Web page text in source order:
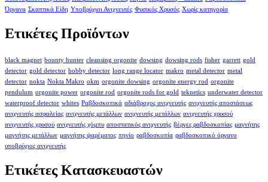
Όργανα Σκαπτικά Είδη Υποβρύχιοι Ανιχνευτές Φυσικός Χρυσός Χωρίς κατηγορία
Ετικέτες Προϊόντων
black magnet bounty hunter cleansing orgonite dowsing dowsing rods fisher garrett gold
detector gold detector hobby detector long range locator makro metal detector metal
detector nokta Nokta Makro okm orgonite dowsing orgonite energy rod orgonite
pendulum orgonite power orgonite rod orgonite rods for gold teknetics underwater detector
waterproof detector whites Ραβδοσκοπικά αδιάβροχος ανιχνευτής ανιχνευτής αποστάσεως
ανιχνευτής ασφαλείας ανιχνευτής μετάλλων ανιχνευτής μετάλλων ανιχνευτής χρυσού
ανιχνευτής χρυσού ανιχνευτής χόμπυ αποστατικός ανιχνευτής βέργες ραβδοσκοπίας μαγνήτης
μαγνήτης μετάλλων μαγνήτης ψαρέματος πηνίο ραβδοσκοπία ραβδοσκοπικό όργανο
υποβρύχιος ανιχνευτής
Ετικέτες Κατασκευαστών